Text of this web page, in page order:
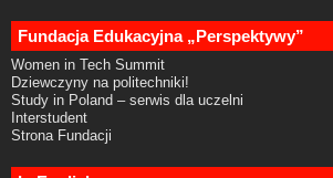
Fundacja Edukacyjna „Perspektywy”
Women in Tech Summit
Dziewczyny na politechniki!
Study in Poland – serwis dla uczelni
Interstudent
Strona Fundacji